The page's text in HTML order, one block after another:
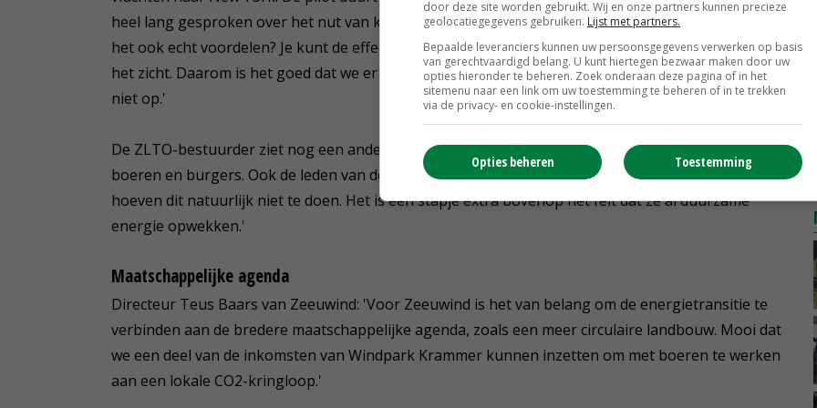
heel lang gesproken over het nut van koolstofopslag en andere ecosysteemdiensten. Maar geeft
het ook echt voordelen? Je kunt de effecten niet direct zien en veel gebeurt in de bodem en dus uit
het zicht. Daarom is het goed dat we er vijf jaar voor uittrekken en wat mij betreft houdt het daarna
niet op.'
De ZLTO-bestuurder ziet nog een ander voordeel van de nieuwe samenwerking. 'Het verbindt
boeren en burgers. Ook de leden van de energiecoöperaties steken hiermee hun nek uit. Ze
hoeven dit natuurlijk niet te doen. Het is een stapje extra bovenop het feit dat ze al duurzame
energie opwekken.'
Maatschappelijke agenda
Directeur Teus Baars van Zeeuwind: 'Voor Zeeuwind is het van belang om de energietransitie te
verbinden aan de bredere maatschappelijke agenda, zoals een meer circulaire landbouw. Mooi dat
we een deel van de inkomsten van Windpark Krammer kunnen inzetten om met boeren te werken
aan een lokale CO2-kringloop.'
door deze site worden gebruikt. Wij en onze partners kunnen precieze
geolocatiegegevens gebruiken. Lijst met partners.
Bepaalde leveranciers kunnen uw persoonsgegevens verwerken op basis
van gerechtvaardigd belang. U kunt hiertegen bezwaar maken door uw
opties hieronder te beheren. Zoek onderaan deze pagina of in het
sitemenu naar een link om uw toestemming te beheren of in te trekken
via de privacy- en cookie-instellingen.
Toestemming
Opties beheren